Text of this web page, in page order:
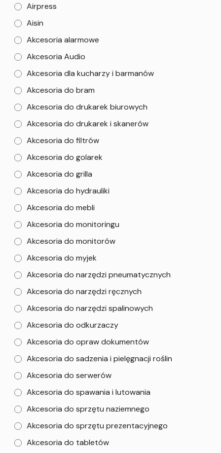
Airpress
Aisin
Akcesoria alarmowe
Akcesoria Audio
Akcesoria dla kucharzy i barmanów
Akcesoria do bram
Akcesoria do drukarek biurowych
Akcesoria do drukarek i skanerów
Akcesoria do filtrów
Akcesoria do golarek
Akcesoria do grilla
Akcesoria do hydrauliki
Akcesoria do mebli
Akcesoria do monitoringu
Akcesoria do monitorów
Akcesoria do myjek
Akcesoria do narzędzi pneumatycznych
Akcesoria do narzędzi ręcznych
Akcesoria do narzędzi spalinowych
Akcesoria do odkurzaczy
Akcesoria do opraw dokumentów
Akcesoria do sadzenia i pielęgnacji roślin
Akcesoria do serwerów
Akcesoria do spawania i lutowania
Akcesoria do sprzętu naziemnego
Akcesoria do sprzętu prezentacyjnego
Akcesoria do tabletów